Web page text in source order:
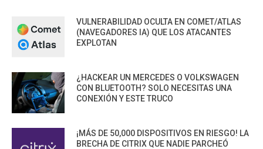
VULNERABILIDAD OCULTA EN COMET/ATLAS
(NAVEGADORES IA) QUE LOS ATACANTES
EXPLOTAN
¿HACKEAR UN MERCEDES O VOLKSWAGEN
CON BLUETOOTH? SOLO NECESITAS UNA
CONEXIÓN Y ESTE TRUCO
¡MÁS DE 50,000 DISPOSITIVOS EN RIESGO! LA
BRECHA DE CITRIX QUE NADIE PARCHEÓ